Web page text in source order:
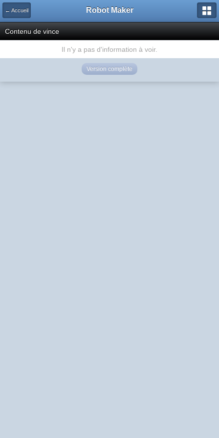
← Accueil Robot Maker
Contenu de vince
Il n'y a pas d'information à voir.
Version complète